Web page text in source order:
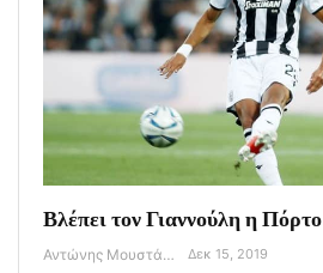
Βλέπει τον Γιαννούλη η Πόρτο
Αντώνης Μουστάκας Δεκ 15, 2019